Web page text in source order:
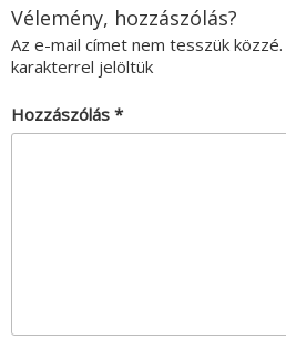
Vélemény, hozzászólás?
Az e-mail címet nem tesszük közzé.
karakterrel jelöltük
Hozzászólás *